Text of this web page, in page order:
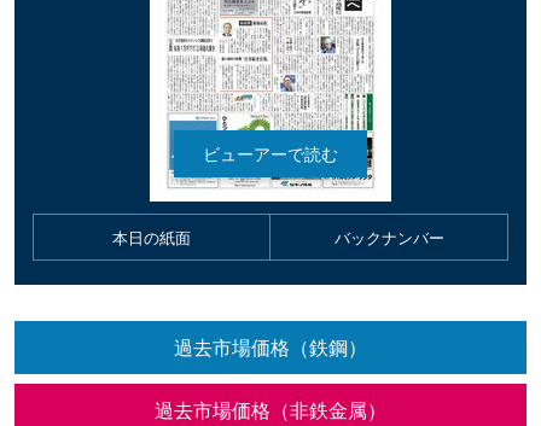
本日の紙面 バックナンバー
過去市場価格（鉄鋼）
過去市場価格（非鉄金属）